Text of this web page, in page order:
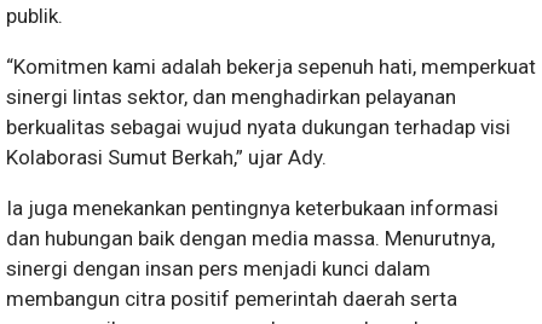
publik.
“Komitmen kami adalah bekerja sepenuh hati, memperkuat
sinergi lintas sektor, dan menghadirkan pelayanan
berkualitas sebagai wujud nyata dukungan terhadap visi
Kolaborasi Sumut Berkah,” ujar Ady.
Ia juga menekankan pentingnya keterbukaan informasi
dan hubungan baik dengan media massa. Menurutnya,
sinergi dengan insan pers menjadi kunci dalam
membangun citra positif pemerintah daerah serta